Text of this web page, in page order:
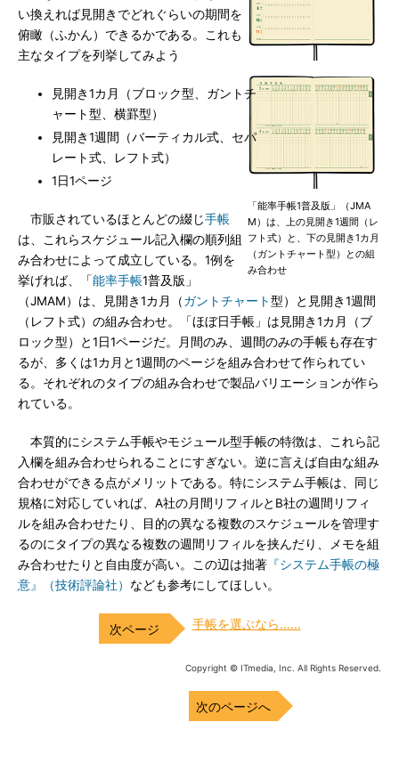
「能率手帳1普及版」（JMA
M）は、上の見開き1週間（レ
フト式）と、下の見開き1カ月
（ガントチャート型）との組
み合わせ
い換えれば見開きでどれぐらいの期間を
俯瞰（ふかん）できるかである。これも
主なタイプを列挙してみよう
見開き1カ月（ブロック型、ガントチ
ャート型、横罫型）
見開き1週間（バーティカル式、セパ
レート式、レフト式）
1日1ページ
市販されているほとんどの綴じ手帳
は、これらスケジュール記入欄の順列組
み合わせによって成立している。1例を
挙げれば、「能率手帳1普及版」
（JMAM）は、見開き1カ月（ガントチャート型）と見開き1週間
（レフト式）の組み合わせ。「ほぼ日手帳」は見開き1カ月（ブ
ロック型）と1日1ページだ。月間のみ、週間のみの手帳も存在す
るが、多くは1カ月と1週間のページを組み合わせて作られてい
る。それぞれのタイプの組み合わせで製品バリエーションが作ら
れている。
本質的にシステム手帳やモジュール型手帳の特徴は、これら記
入欄を組み合わせられることにすぎない。逆に言えば自由な組み
合わせができる点がメリットである。特にシステム手帳は、同じ
規格に対応していれば、A社の月間リフィルとB社の週間リフィ
ルを組み合わせたり、目的の異なる複数のスケジュールを管理す
るのにタイプの異なる複数の週間リフィルを挟んだり、メモを組
み合わせたりと自由度が高い。この辺は拙著 『システム手帳の極
意』（技術評論社） なども参考にしてほしい。
手帳を選ぶなら……
Copyright © ITmedia, Inc. All Rights Reserved.
次のページへ